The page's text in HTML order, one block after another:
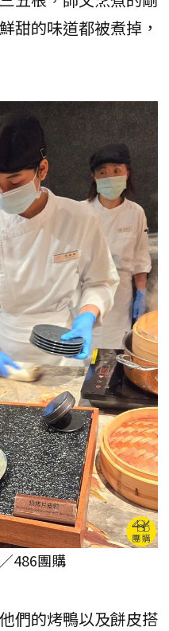
甜的味道都被煮掉，
486團購
們的烤鴨以及餅皮搭